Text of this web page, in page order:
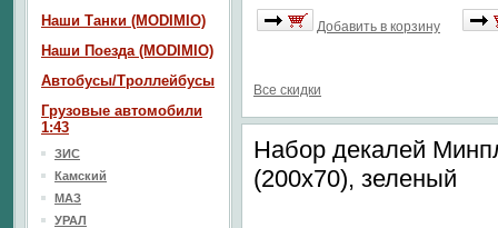
Добавить в корзину
Все скидки
Набор декалей
(200х70), зеленый
Наши Танки (MODIMIO)
Наши Поезда (MODIMIO)
Автобусы/Троллейбусы
Грузовые автомобили
1:43
ЗИС
Камский
МАЗ
УРАЛ